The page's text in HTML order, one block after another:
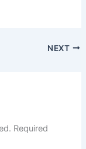
NEXT
Required